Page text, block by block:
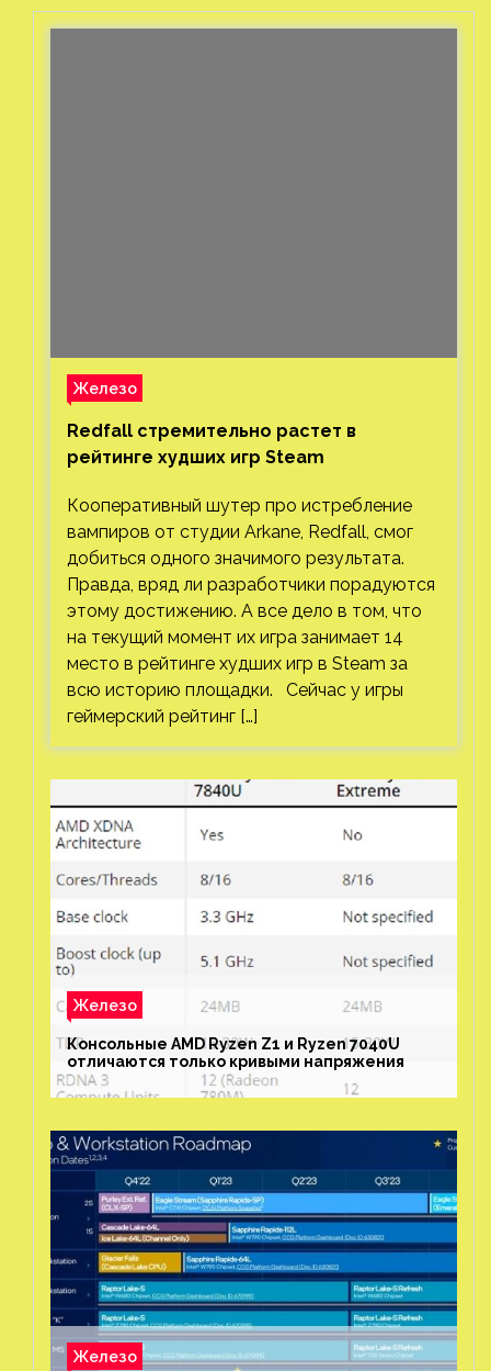
Железо
Redfall стремительно растет в
рейтинге худших игр Steam
Кооперативный шутер про истребление
вампиров от студии Arkane, Redfall, смог
добиться одного значимого результата.
Правда, вряд ли разработчики порадуются
этому достижению. А все дело в том, что
на текущий момент их игра занимает 14
место в рейтинге худших игр в Steam за
всю историю площадки. Сейчас у игры
геймерский рейтинг […]
Железо
Консольные AMD Ryzen Z1 и Ryzen 7040U
отличаются только кривыми напряжения
Железо